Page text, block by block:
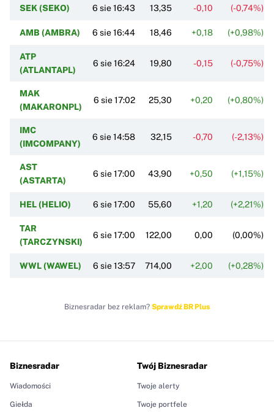
SEK (SEKO) 6 sie 16:43 13,35 -0,10 (-0,74%)
AMB (AMBRA) 6 sie 16:44 18,46 +0,18 (+0,98%)
ATP
(ATLANTAPL)
6 sie 16:24 19,80 -0,15 (-0,75%)
MAK
(MAKARONPL)
6 sie 17:02 25,30 +0,20 (+0,80%)
IMC
(IMCOMPANY)
6 sie 14:58 32,15 -0,70 (-2,13%)
AST
(ASTARTA)
6 sie 17:00 43,90 +0,50 (+1,15%)
HEL (HELIO) 6 sie 17:00 55,60 +1,20 (+2,21%)
TAR
(TARCZYNSKI)
6 sie 17:00 122,00 0,00 (0,00%)
WWL (WAWEL) 6 sie 13:57 714,00 +2,00 (+0,28%)
Biznesradar bez reklam? Sprawdź BR Plus
Biznesradar
Wiadomości
Giełda
Twój Biznesradar
Twoje alerty
Twoje portfele